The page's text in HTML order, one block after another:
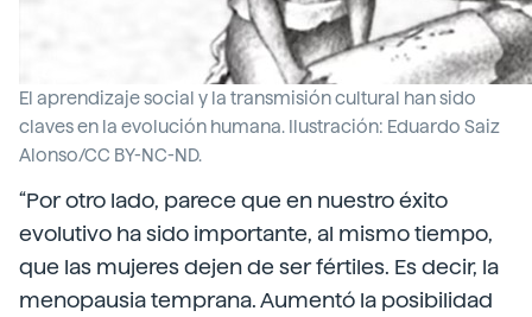
El aprendizaje social y la transmisión cultural han sido
claves en la evolución humana. Ilustración: Eduardo Saiz
Alonso/CC BY-NC-ND.
“Por otro lado, parece que en nuestro éxito
evolutivo ha sido importante, al mismo tiempo,
que las mujeres dejen de ser fértiles. Es decir, la
menopausia temprana. Aumentó la posibilidad